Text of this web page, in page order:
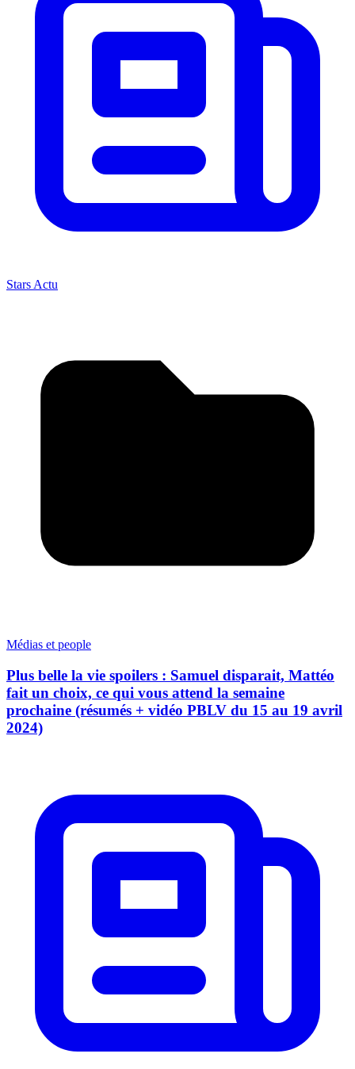
Stars Actu
Médias et people
Plus belle la vie spoilers : Samuel disparait, Mattéo
fait un choix, ce qui vous attend la semaine
prochaine (résumés + vidéo PBLV du 15 au 19 avril
2024)